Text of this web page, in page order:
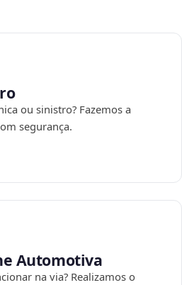
ou sinistro? Fazemos a
segurança.
Automotiva
na via? Realizamos o